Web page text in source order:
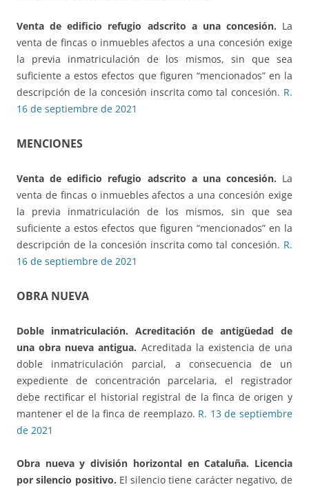
Venta de edificio refugio adscrito a una concesión. La
venta de fincas o inmuebles afectos a una concesión exige
la previa inmatriculación de los mismos, sin que sea
suficiente a estos efectos que figuren “mencionados” en la
descripción de la concesión inscrita como tal concesión. R.
16 de septiembre de 2021
MENCIONES
Venta de edificio refugio adscrito a una concesión. La
venta de fincas o inmuebles afectos a una concesión exige
la previa inmatriculación de los mismos, sin que sea
suficiente a estos efectos que figuren “mencionados” en la
descripción de la concesión inscrita como tal concesión. R.
16 de septiembre de 2021
OBRA NUEVA
Doble inmatriculación. Acreditación de antigüedad de
una obra nueva antigua. Acreditada la existencia de una
doble inmatriculación parcial, a consecuencia de un
expediente de concentración parcelaria, el registrador
debe rectificar el historial registral de la finca de origen y
mantener el de la finca de reemplazo. R. 13 de septiembre
de 2021
Obra nueva y división horizontal en Cataluña. Licencia
por silencio positivo. El silencio tiene carácter negativo, de